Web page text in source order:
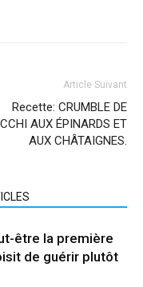
Article Suivant
Recette: CRUMBLE DE
AUX ÉPINARDS ET
AUX CHÂTAIGNES.
être la première
de guérir plutôt